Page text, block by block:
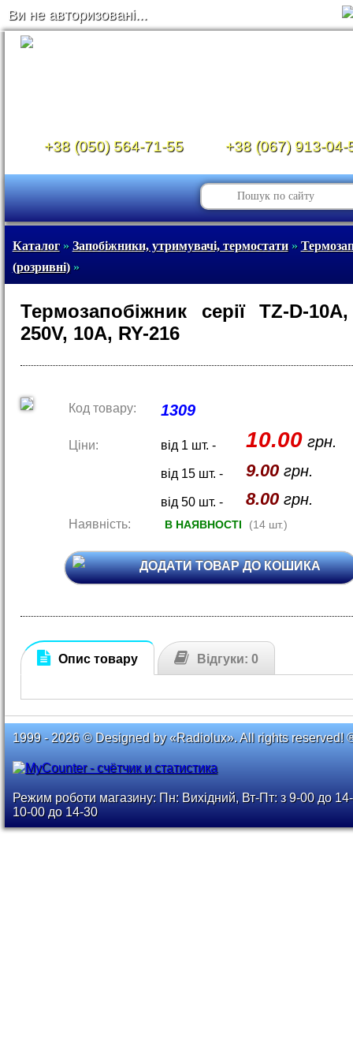
Ви не авторизовані...
+38 (050) 564-71-55 +38 (067) 913-04-
Каталог» Запобіжники, утримувачі, термостати»
(розривні)»
Термозапобіжник серії TZ-D-
250V, 10A, RY-216
Код товару: 1309
Ціни: від 1 шт. - 10.00грн.
від 15 шт. - 9.00грн.
від 50 шт. - 8.00грн.
Наявність: В НАЯВНОСТІ (14 шт.)
ДОДАТИ ТОВАР ДО КОШИКА
Опис товару Відгуки: 0
1999 - 2026 © Designed by «Radiolux». All rights reserved!
Режим роботи магазину: Пн: Вихідний, Вт-Пт: з 9-00 до
10-00 до 14-30